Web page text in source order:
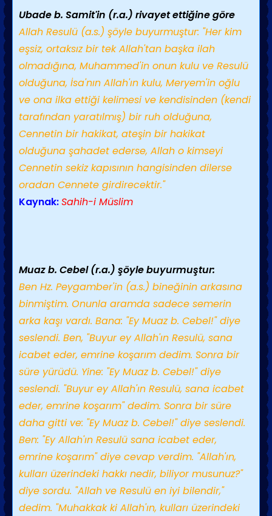
Ubade b. Samit'in (r.a.) rivayet ettiğine göre
Allah Resulü (a.s.) şöyle buyurmuştur: "Her kim
eşsiz, ortaksız bir tek Allah'tan başka ilah
olmadığına, Muhammed'in onun kulu ve Resulü
olduğuna, İsa'nın Allah'ın kulu, Meryem'in oğlu
ve ona ilka ettiği kelimesi ve kendisinden (kendi
tarafından yaratılmış) bir ruh olduğuna,
Cennetin bir hakikat, ateşin bir hakikat
olduğuna şahadet ederse, Allah o kimseyi
Cennetin sekiz kapısının hangisinden dilerse
oradan Cennete girdirecektir."
Kaynak:Sahih-i Müslim
Muaz b. Cebel (r.a.) şöyle buyurmuştur:
Ben Hz. Peygamber'in (a.s.) bineğinin arkasına
binmiştim. Onunla aramda sadece semerin
arka kaşı vardı. Bana: "Ey Muaz b. Cebel!" diye
seslendi. Ben, "Buyur ey Allah'ın Resulü, sana
icabet eder, emrine koşarım dedim. Sonra bir
süre yürüdü. Yine: "Ey Muaz b. Cebel!" diye
seslendi. "Buyur ey Allah'ın Resulü, sana icabet
eder, emrine koşarım" dedim. Sonra bir süre
daha gitti ve: "Ey Muaz b. Cebel!" diye seslendi.
Ben: "Ey Allah'ın Resulü sana icabet eder,
emrine koşarım" diye cevap verdim. "Allah'ın,
kulları üzerindeki hakkı nedir, biliyor musunuz?"
diye sordu. "Allah ve Resulü en iyi bilendir,"
dedim. "Muhakkak ki Allah'ın, kulları üzerindeki